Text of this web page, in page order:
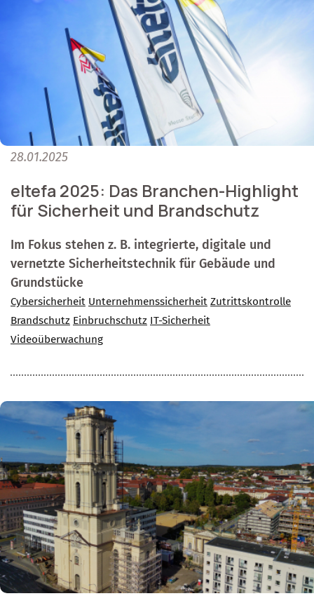
28.01.2025
eltefa 2025: Das Branchen-Highlight
für Sicherheit und Brandschutz
Im Fokus stehen z. B. integrierte, digitale und
vernetzte Sicherheitstechnik für Gebäude und
Grundstücke
Cybersicherheit Unternehmenssicherheit Zutrittskontrolle
Brandschutz Einbruchschutz IT-Sicherheit
Videoüberwachung